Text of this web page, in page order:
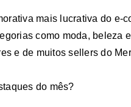
mais lucrativa do e-
como moda, beleza
e de muitos sellers do
do mês?